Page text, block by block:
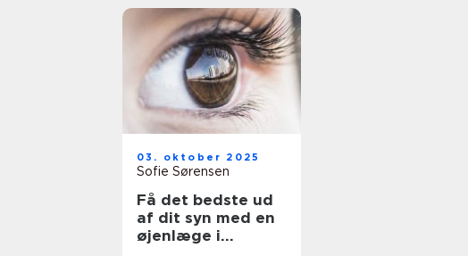
03. oktober 2025
Sofie Sørensen
Få det bedste ud
af dit syn med en
øjenlæge i